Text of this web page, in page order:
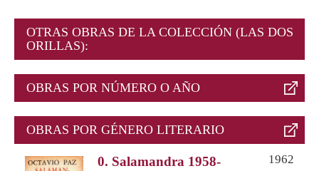
OTRAS OBRAS DE LA COLECCIÓN (LAS DOS
ORILLAS):
OBRAS POR NÚMERO O AÑO
OBRAS POR GÉNERO LITERARIO
0. Salamandra 1958-
1962